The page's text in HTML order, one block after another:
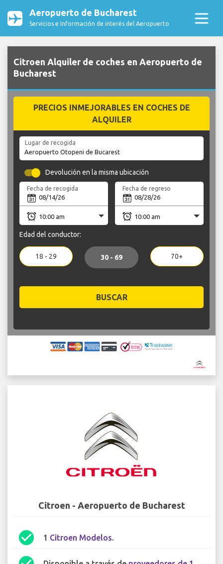
Aeropuerto de Bucharest
Servicios e Información de interés del Aeropuerto
Citroen Alquiler de coches en Aeropuerto de
Bucharest
PRECIOS INMEJORABLES EN COCHES DE
ALQUILER
Lugar de recogida
Devolución en la misma ubicación
Fecha de recogida Fecha de regreso
Edad del conductor:
18 - 29 30 - 69 70+
BUSCAR
Citroen - Aeropuerto de Bucharest
check_circle 1 Citroen Modelos.